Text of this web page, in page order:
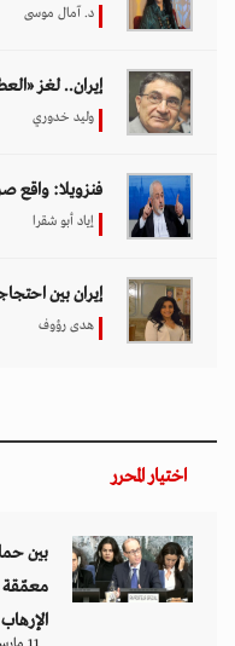
د. آمال موسى
إيران.. لغز
وليد خدوري
فنزويلا: واقع
إياد أبو شقرا
إيران بين
هدى رؤوف
اختيار المحرر
بين
معمّقة
الإرهاب